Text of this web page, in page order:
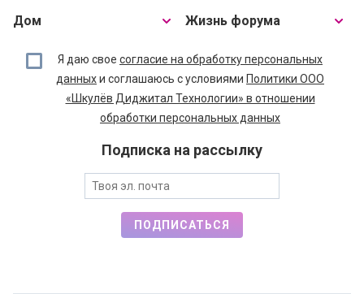
Дом
Жизнь форума
Я даю свое согласие на обработку персональных
данныхи соглашаюсь с условиями Политики ООО
«Шкулёв Диджитал Технологии» в отношении
обработки персональных данных
Подписка на рассылку
ПОДПИСАТЬСЯ